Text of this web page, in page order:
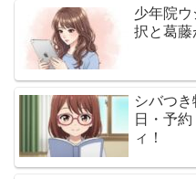
少年院
択と葛藤
シバつ
日・予
ィ！